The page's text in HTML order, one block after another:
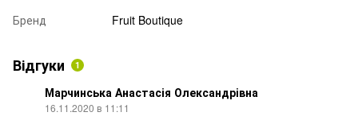
Бренд Fruit Boutique
Відгуки 1
Марчинська Анастасія Олександрівна
16.11.2020 в 11:11